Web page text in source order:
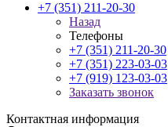
+7 (351) 211-20-30
Назад
Телефоны
+7 (351) 211-20-30
+7 (351) 223-03-03
+7 (919) 123-03-03
Заказать звонок
Контактная информация